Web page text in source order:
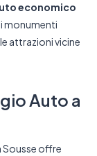
economico
monumenti
attrazioni vicine
Auto a
Sousse offre